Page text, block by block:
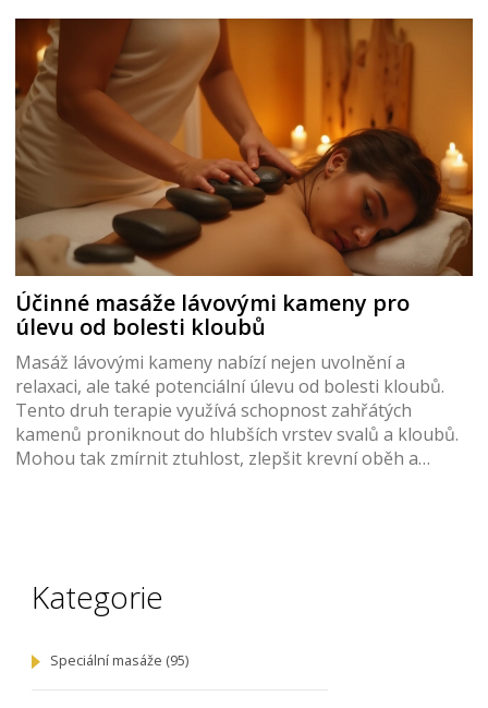
Účinné masáže lávovými kameny pro
úlevu od bolesti kloubů
Masáž lávovými kameny nabízí nejen uvolnění a
relaxaci, ale také potenciální úlevu od bolesti kloubů.
Tento druh terapie využívá schopnost zahřátých
kamenů proniknout do hlubších vrstev svalů a kloubů.
Mohou tak zmírnit ztuhlost, zlepšit krevní oběh a
Kategorie
Speciální masáže (95)